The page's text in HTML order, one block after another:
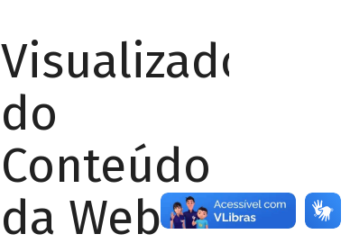
Visualizador
do
Conteúdo
da Web